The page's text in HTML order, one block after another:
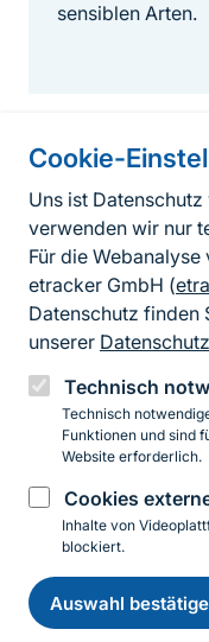
Cookie-
Uns ist
verwenden wir nur
Für die
etracker GmbH (
Datenschutz finden
unserer
Technisch
Technisch
Funktionen und sind
Website erforderlich.
Cookies
Inhalte von
blockiert.
Auswahl
sensiblen Arten.
Informationen
Fußzeile
Instagram
© 2026